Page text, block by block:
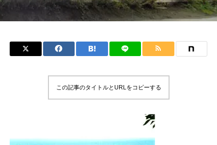
この記事のタイトルとURLをコピーする